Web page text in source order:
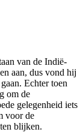
van de Indië-
aan, dus vond hij
Echter toen
om de
gelegenheid iets
voor de
blijken.